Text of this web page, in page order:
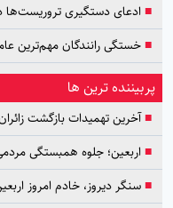
■ ادعای دستگیری
■خستگی رانندگان مهم‌ترین
پربیننده ترین ها
■آخرین تهمیدات بازگشت
■ اربعین؛ جلوه همبستگی
■سنگر دیروز، خادم امروز